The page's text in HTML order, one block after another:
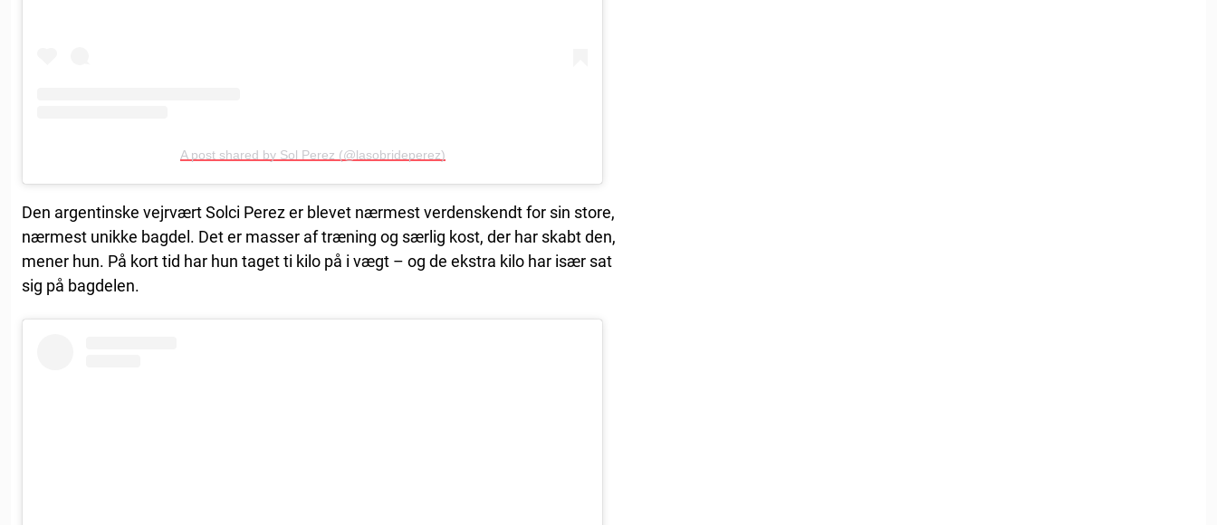
A post shared by Sol Perez (@lasobrideperez)
Den argentinske vejrvært Solci Perez er blevet nærmest verdenskendt for sin store,
nærmest unikke bagdel. Det er masser af træning og særlig kost, der har skabt den,
mener hun. På kort tid har hun taget ti kilo på i vægt – og de ekstra kilo har især sat
sig på bagdelen.